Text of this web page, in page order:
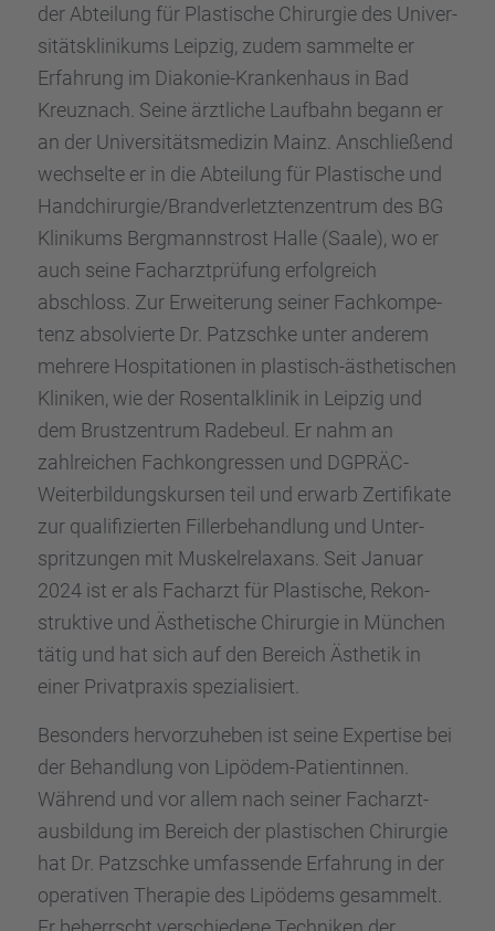
der Abtei­lung für Plasti­sche Chirur­gie des Univer­
si­täts­kli­ni­kums Leipzig, zudem sammelte er
Erfah­rung im Diako­nie-Kranken­haus in Bad
Kreuz­nach. Seine ärztli­che Laufbahn begann er
an der Univer­si­täts­me­di­zin Mainz. Anschlie­ßend
wechselte er in die Abtei­lung für Plasti­sche und
Handchirurgie/Brandverletztenzentrum des BG
Klini­kums Bergmanns­trost Halle (Saale), wo er
auch seine Facharzt­prü­fung erfolg­reich
abschloss. Zur Erwei­te­rung seiner Fachkom­pe­
tenz absol­vierte Dr. Patzschke unter anderem
mehrere Hospi­ta­tio­nen in plastisch-ästhe­ti­schen
Klini­ken, wie der Rosen­tal­kli­nik in Leipzig und
dem Brust­zen­trum Radebeul. Er nahm an
zahlrei­chen Fachkon­gres­sen und DGPRÄC-
Weiter­bil­dungs­kur­sen teil und erwarb Zerti­fi­kate
zur quali­fi­zier­ten Filler­be­hand­lung und Unter­
sprit­zun­gen mit Muskel­re­lax­ans. Seit Januar
2024 ist er als Facharzt für Plasti­sche, Rekon­
struk­tive und Ästhe­ti­sche Chirur­gie in München
tätig und hat sich auf den Bereich Ästhe­tik in
einer Privat­pra­xis spezia­li­siert.
Beson­ders hervor­zu­he­ben ist seine Exper­tise bei
der Behand­lung von Lipödem-Patien­tin­nen.
Während und vor allem nach seiner Facharzt­
aus­bil­dung im Bereich der plasti­schen Chirur­gie
hat Dr. Patzschke umfas­sende Erfah­rung in der
opera­ti­ven Thera­pie des Lipödems gesam­melt.